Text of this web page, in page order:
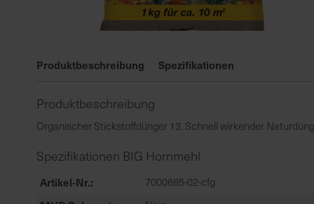
der
springen
Produktbeschreibung Spezifikationen
Produktbeschreibung
Organischer Stickstoffdünger 13. Schnell wirkender
Spezifikationen BIG Hornmehl
Artikel-Nr. 7000685-02-cfg